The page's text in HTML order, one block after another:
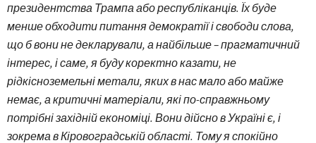
президентства Трампа або республіканців. Їх буде
менше обходити питання демократії і свободи слова,
що б вони не декларували, а найбільше – прагматичний
інтерес, і саме, я буду коректно казати, не
рідкісноземельні метали, яких в нас мало або майже
немає, а критичні матеріали, які по-справжньому
потрібні західній економіці. Вони дійсно в Україні є, і
зокрема в Кіровоградській області. Тому я спокійно